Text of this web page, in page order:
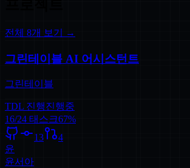
전체 8개 보기 →
그린테이블 AI 어시스턴트
그린테이블
TDL 진행진행중
16/24 태스크67%
13
4
윤
윤서아